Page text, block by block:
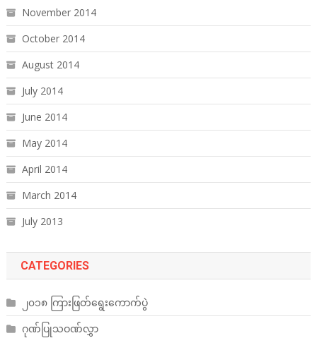
November 2014
October 2014
August 2014
July 2014
June 2014
May 2014
April 2014
March 2014
July 2013
CATEGORIES
၂၀၁၈ ကြားဖြတ်ရွေးကောက်ပွဲ
ဂုဏ်ပြုသဝဏ်လွှာ